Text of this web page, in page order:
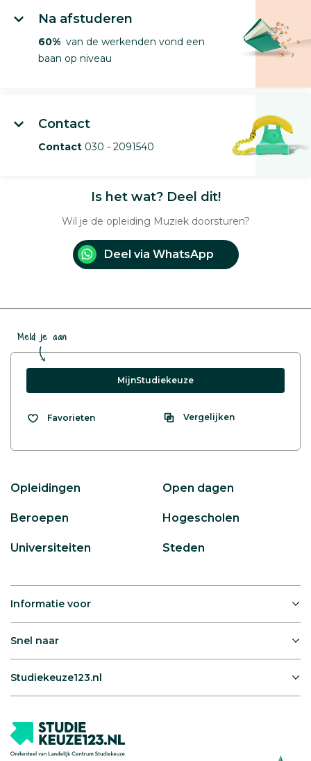
Na afstuderen
60% van de werkenden vond een
baan op niveau
Contact
Contact 030 - 2091540
Is het wat? Deel dit!
Wil je de opleiding Muziek doorsturen?
Deel via WhatsApp
Meld je aan
MijnStudiekeuze
Favorieten Vergelijken
Opleidingen Open dagen
Beroepen Hogescholen
Universiteiten Steden
Informatie voor
Snel naar
Studiekeuze123.nl